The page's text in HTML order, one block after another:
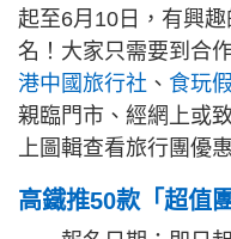
起至6月10日，有興
名！大家只需要到合
港中國旅行社 、 食玩
親臨門市、經網上或
上圖輯查看旅行團優
高鐵推50款「超值團